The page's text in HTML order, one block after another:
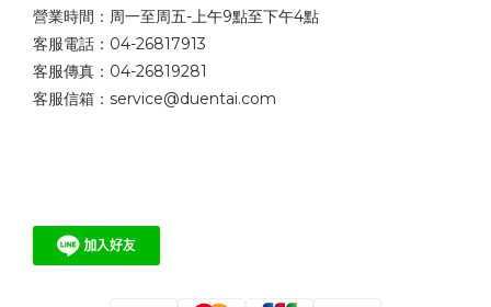
營業時間：周一至周五-上午9點至下午4點
客服電話：04-26817913
客服傳真：04-26819281
客服信箱：service@duentai.com